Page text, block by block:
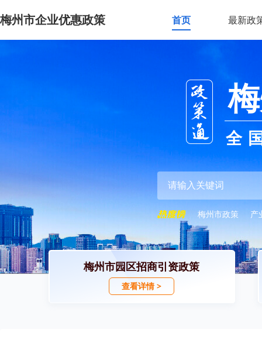
梅州市企业优惠政策 首页 最新政
全
梅州市政策 产
梅州市园区招商引资政策
查看详情 >